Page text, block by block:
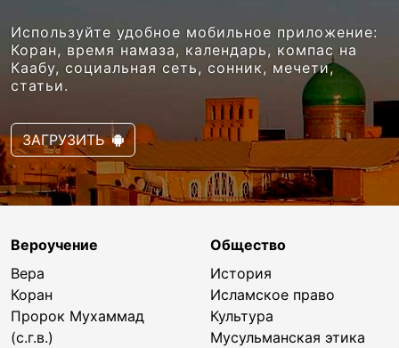
Используйте удобное мобильное приложение:
Коран, время намаза, календарь, компас на
Каабу, социальная сеть, сонник, мечети,
статьи.
ЗАГРУЗИТЬ
Вероучение
Вера
Коран
Пророк Мухаммад
(с.г.в.)
Общество
История
Исламское право
Культура
Мусульманская этика